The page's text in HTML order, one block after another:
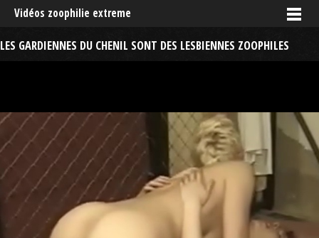
Vidéos zoophilie extreme
LES GARDIENNES DU CHENIL SONT DES LESBIENNES ZOOPHILES